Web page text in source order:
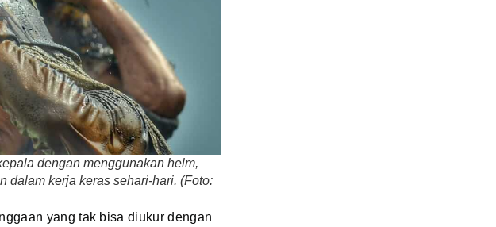
dengan menggunakan helm,
dalam kerja keras sehari-hari. (Foto:
yang tak bisa diukur dengan